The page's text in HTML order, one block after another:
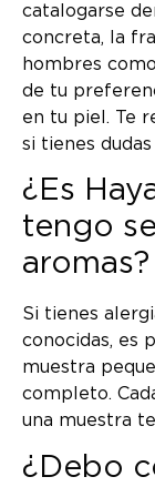
catalogarse
concreta, la
hombres
de tu
en tu piel. Te
si tienes
¿Es
tengo
aromas?
Si tienes
conocidas, es
muestra
completo.
una muestra
¿Debo